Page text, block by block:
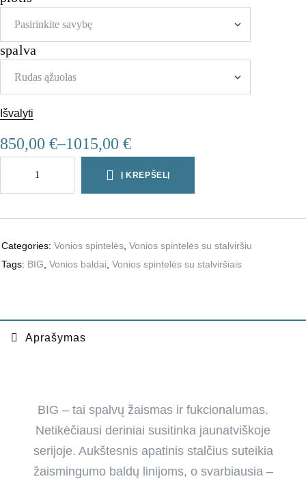
spalva
Išvalyti
850,00 €–1015,00 €
Į KREPŠELĮ
Categories: Vonios spintelės, Vonios spintelės su stalviršiu
Tags: BIG, Vonios baldai, Vonios spintelės su stalviršiais
Aprašymas
BIG – tai spalvų žaismas ir fukcionalumas.
Netikėčiausi deriniai susitinka jaunatviškoje
serijoje. Aukštesnis apatinis stalčius suteikia
žaismingumo baldų linijoms, o svarbiausia –